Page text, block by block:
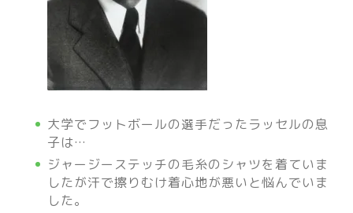
大学でフットボールの選手だったラッセルの息
子は…
ジャージーステッチの毛糸のシャツを着ていま
したが汗で擦りむけ着心地が悪いと悩んでいま
した。